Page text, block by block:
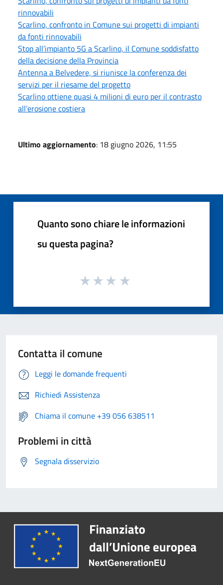
rinnovabili
Scarlino, confronto in Comune sui progetti di impianti
da fonti rinnovabili
Stop all’impianto 5G a Scarlino, il Comune soddisfatto
della decisione della Provincia
Antenna a Belvedere, si riunisce la conferenza dei
servizi per il riesame del progetto
Scarlino ottiene quasi 4 milioni di euro per il contrasto
all’erosione costiera
Ultimo aggiornamento: 18 giugno 2026, 11:55
Quanto sono chiare le informazioni
su questa pagina?
Contatta il comune
Leggi le domande frequenti
Richiedi Assistenza
Chiama il comune +39 056 638511
Problemi in città
Segnala disservizio